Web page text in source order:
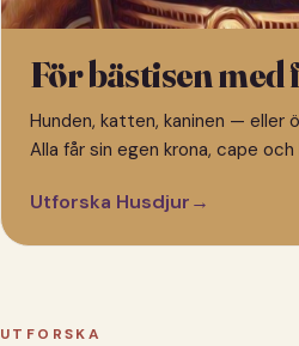
För bästisen
Hunden, katten, kaninen — eller
Alla får sin egen krona, cape
Utforska Husdjur→
UTFORSKA